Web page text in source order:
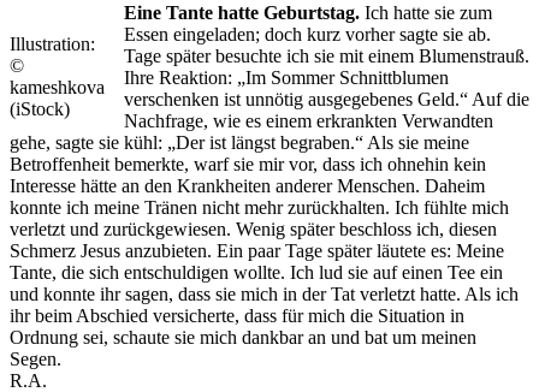
Illustration:
©
kameshkova
(iStock)
Eine Tante hatte Geburtstag. Ich hatte sie zum
Essen eingeladen; doch kurz vorher sagte sie ab.
Tage später besuchte ich sie mit einem Blumenstrauß.
Ihre Reaktion: „Im Sommer Schnittblumen
verschenken ist unnötig ausgegebenes Geld.“ Auf die
Nachfrage, wie es einem erkrankten Verwandten
gehe, sagte sie kühl: „Der ist längst begraben.“ Als sie meine
Betroffenheit bemerkte, warf sie mir vor, dass ich ohnehin kein
Interesse hätte an den Krankheiten anderer Menschen. Daheim
konnte ich meine Tränen nicht mehr zurückhalten. Ich fühlte mich
verletzt und zurückgewiesen. Wenig später beschloss ich, diesen
Schmerz Jesus anzubieten. Ein paar Tage später läutete es: Meine
Tante, die sich entschuldigen wollte. Ich lud sie auf einen Tee ein
und konnte ihr sagen, dass sie mich in der Tat verletzt hatte. Als ich
ihr beim Abschied versicherte, dass für mich die Situation in
Ordnung sei, schaute sie mich dankbar an und bat um meinen
Segen.
R.A.